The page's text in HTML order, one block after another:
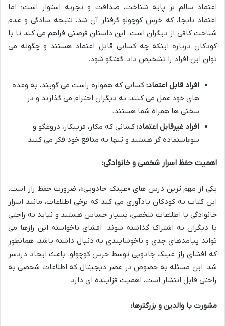
اعتماد سالم بر پایه شناخت، صداقت و تجربه استوار است؛ اما
اعتماد نابجا، که خرس کوچولو گرفتار آن شد، نتیجه سادگی و عدم
شناخت کافی از دیگران است. این داستان فرصتی فراهم می کند تا با
کودکان درباره اینکه چه کسانی قابل اعتماد هستند و چگونه می
توان این افراد را تشخیص داد، گفتگو شود.
افراد قابل اعتماد: کسانی که همواره راست می گویند، به وعده
های خود عمل می کنند، به دیگران احترام می گذارند و در
سختی ها همراه شما هستند.
افراد غیرقابل اعتماد: کسانی که مکار، فریبکار، دروغگو و
سوءاستفاده گر هستند و تنها به منافع خود فکر می کنند.
اهمیت حفظ اسرار شخصی و خانوادگی:
یکی از مهم ترین درس های «عینک جادویی»، ضرورت حفظ راز است.
این کتاب به کودکان یادآوری می کند که برخی اطلاعات، مانند اسرار
خانوادگی یا اطلاعات شخصی، بسیار حساس هستند و نباید به راحتی
با دیگران به اشتراک گذاشته شوند. افشای ناخواسته این رازها می
تواند پیامدهای جدی و ناخوشایندی به دنبال داشته باشد، همانطور
که افشای راز عینک جادویی توسط خرس کوچولو، باعث ایجاد دردسر
شد. این مسئله به خصوص در عصر دیجیتال که اطلاعات شخصی به
راحتی قابل انتشار است، اهمیت فزاینده ای دارد.
مشورت با والدین و بزرگترها: